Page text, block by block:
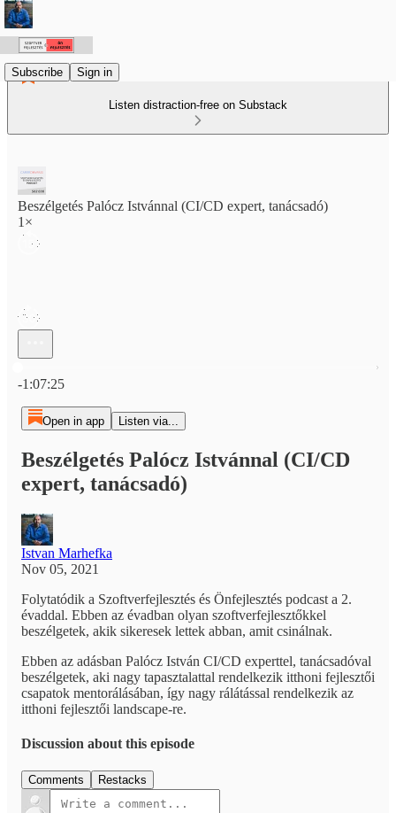
Subscribe Sign in
Listen distraction-free on Substack
Beszélgetés Palócz Istvánnal (CI/CD expert, tanácsadó)
1×
-1:07:25
Open in app Listen via...
Beszélgetés Palócz Istvánnal (CI/CD
expert, tanácsadó)
Istvan Marhefka
Nov 05, 2021
Folytatódik a Szoftverfejlesztés és Önfejlesztés podcast a 2.
évaddal. Ebben az évadban olyan szoftverfejlesztőkkel
beszélgetek, akik sikeresek lettek abban, amit csinálnak.
Ebben az adásban Palócz István CI/CD experttel, tanácsadóval
beszélgetek, aki nagy tapasztalattal rendelkezik itthoni fejlesztői
csapatok mentorálásában, így nagy rálátással rendelkezik az
itthoni fejlesztői landscape-re.
Discussion about this episode
Comments Restacks